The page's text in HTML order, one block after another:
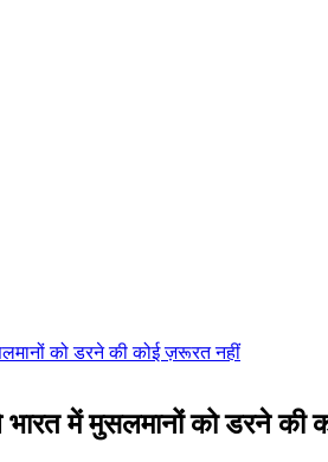
में मुसलमानों को डरने की